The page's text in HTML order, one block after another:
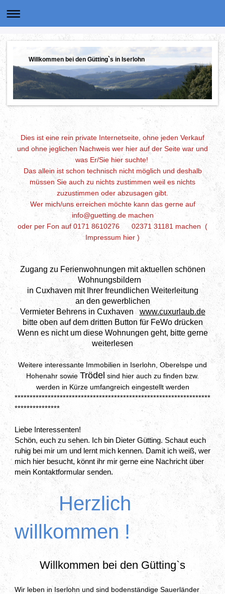
Willkommen bei den Gütting`s in Iserlohn
Dies ist eine rein private Internetseite, ohne jeden Verkauf
und ohne jeglichen Nachweis wer hier auf der Seite war und
was Er/Sie hier suchte!
Das allein ist schon technisch nicht möglich und deshalb
müssen Sie auch zu nichts zustimmen weil es nichts
zuzustimmen oder abzusagen gibt.
Wer mich/uns erreichen möchte kann das gerne auf
info@guetting.de machen
oder per Fon auf 0171 8610276 02371 31181 machen (
Impressum hier )
Zugang zu Ferienwohnungen mit aktuellen schönen
Wohnungsbildern
in Cuxhaven mit Ihrer freundlichen Weiterleitung
an den gewerblichen
Vermieter Behrens in Cuxhavenwww.cuxurlaub.de
bitte oben auf dem dritten Button für FeWo drücken
Wenn es nicht um diese Wohnungen geht, bitte gerne
weiterlesen
Weitere interessante Immobilien in Iserlohn, Oberelspe und
Hohenahr sowie Trödel sind hier auch zu finden bzw.
werden in Kürze umfangreich eingestellt werden
*****************************************************************
***************
Liebe Interessenten!
Schön, euch zu sehen. Ich bin Dieter Gütting. Schaut euch
ruhig bei mir um und lernt mich kennen. Damit ich weiß, wer
mich hier besucht, könnt ihr mir gerne eine Nachricht über
mein Kontaktformular senden.
Herzlich
willkommen !
Willkommen bei den Gütting`s
Wir leben in Iserlohn und sind bodenständige Sauerländer